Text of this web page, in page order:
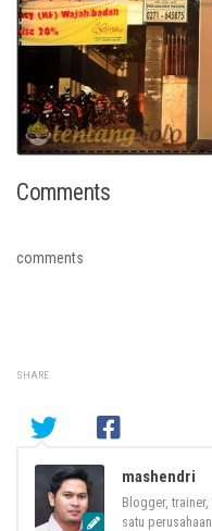
Comments
comments
SHARE
mashendri
Blogger,
satu